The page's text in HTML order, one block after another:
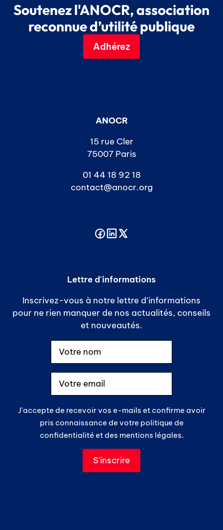
Soutenez l'ANOCR, association
reconnue d’utilité publique
Adhérez
ANOCR
15 rue Cler
75007 Paris
01 44 18 92 18
contact@anocr.org
Lettre d'informations
Inscrivez-vous à notre lettre d’informations
pour ne rien manquer de nos actualités, conseils
et nouveautés.
J'accepte de recevoir vos e-mails et confirme avoir
pris connaissance de votre politique de
confidentialité et des mentions légales.